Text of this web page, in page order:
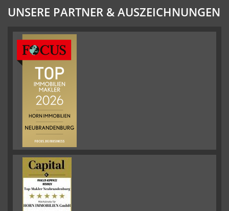
UNSERE PARTNER & AUSZEICHNUNGEN